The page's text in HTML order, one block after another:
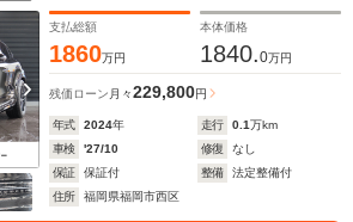
支払総額
1860万円
本体価格
1840.0万円
残価ローン 月々229,800円
年式 2024年 走行 0.1万km
車検
'27/10 修復
なし
保証
保証付 整備
法定整備付
住所
福岡県福岡市西区